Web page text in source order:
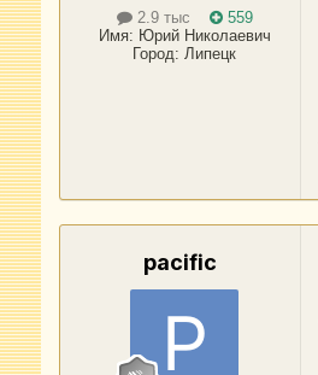
2.9 тыс
559
Имя: Юрий Николаевич
Город:Липецк
pacific